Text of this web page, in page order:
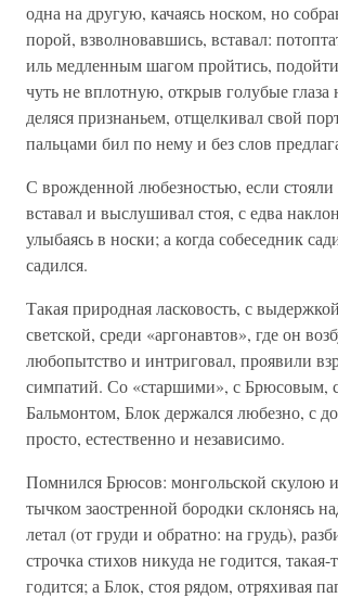
одна на другую, качаясь носком, но
порой, взволновавшись, вставал:
иль медленным шагом пройтись,
чуть не вплотную, открыв голубые глаза
деляся признаньем, отщелкивал свой
пальцами бил по нему и без слов
С врожденной любезностью, если
вставал и выслушивал стоя, с едва
улыбаясь в носки; а когда собеседник
садился.
Такая природная ласковость, с
светской, среди «аргонавтов», где он
любопытство и интриговал, проявили
симпатий. Со «старшими», с Брюсовым,
Бальмонтом, Блок держался любезно, с
просто, естественно и независимо.
Помнился Брюсов: монгольской скулою
тычком заостренной бородки склонясь
летал (от груди и обратно: на грудь),
строчка стихов никуда не годится, такая-
годится; а Блок, стоя рядом, отряхивая